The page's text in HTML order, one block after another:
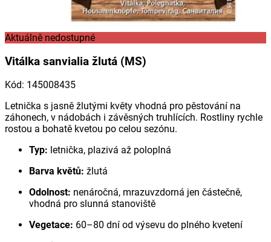
Aktuálně nedostupné
Vitálka sanvialia žlutá (MS)
Kód: 145008435
Letnička s jasně žlutými květy vhodná pro pěstování na
záhonech, v nádobách i závěsných truhlících. Rostliny rychle
rostou a bohatě kvetou po celou sezónu.
Typ: letnička, plazivá až poloplná
Barva květů: žlutá
Odolnost: nenáročná, mrazuvzdorná jen částečně,
vhodná pro slunná stanoviště
Vegetace: 60–80 dní od výsevu do plného kvetení